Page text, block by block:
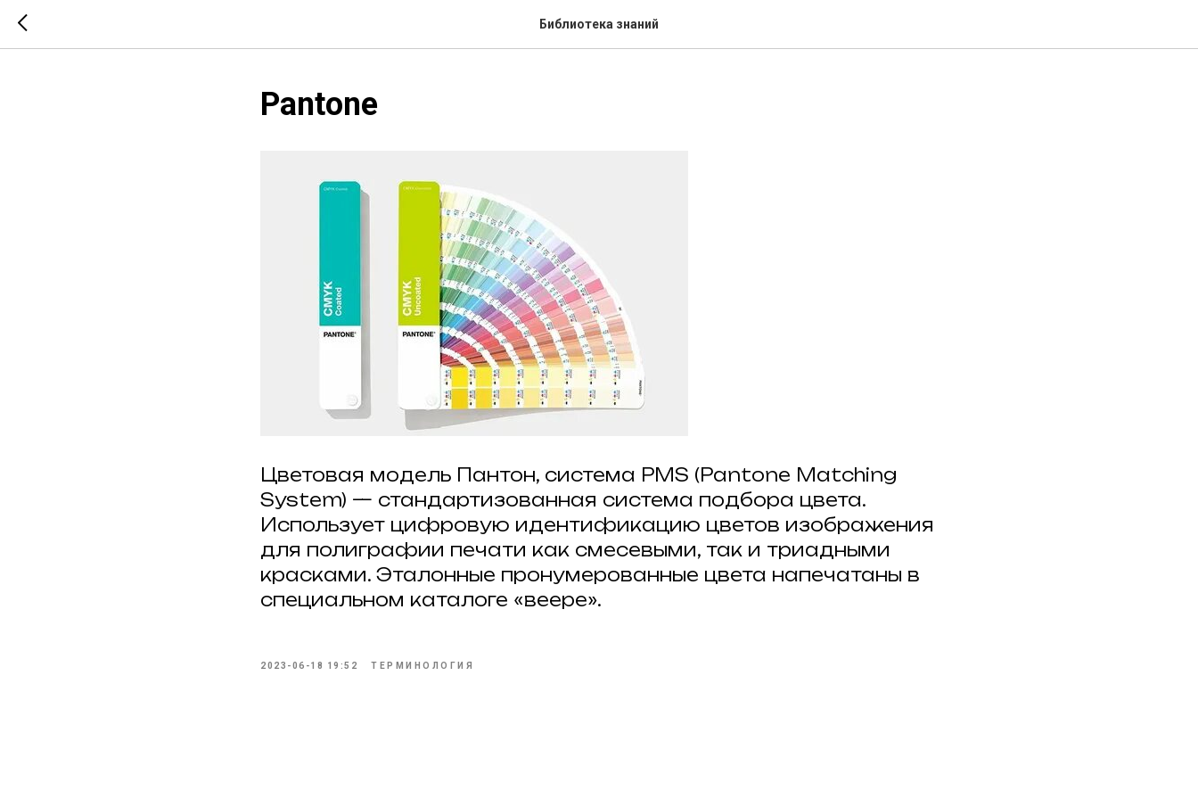
Библиотека знаний
Pantone
Цветовая модель Пантон, система PMS (Pantone Matching
System) — стандартизованная система подбора цвета.
Использует цифровую идентификацию цветов изображения
для полиграфии печати как смесевыми, так и триадными
красками. Эталонные пронумерованные цвета напечатаны в
специальном каталоге «веере».
2023-06-18 19:52 ТЕРМИНОЛОГИЯ